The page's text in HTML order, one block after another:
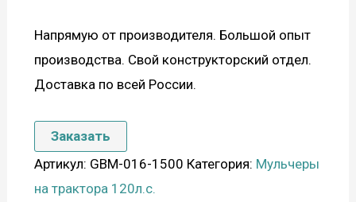
Напрямую от производителя. Большой опыт
производства. Свой конструкторский отдел.
Доставка по всей России.
Заказать
Артикул: GBM-016-1500 Категория: Мульчеры
на трактора 120л.с.